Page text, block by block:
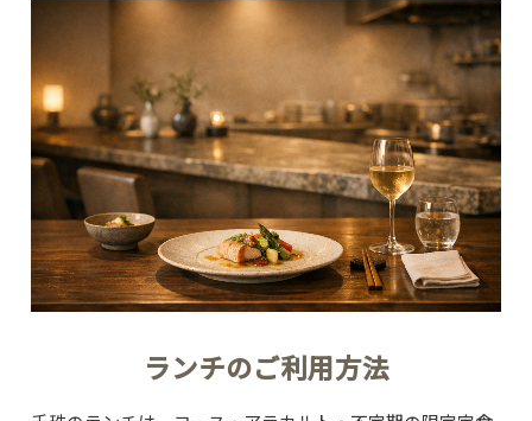
ランチのご利用方法